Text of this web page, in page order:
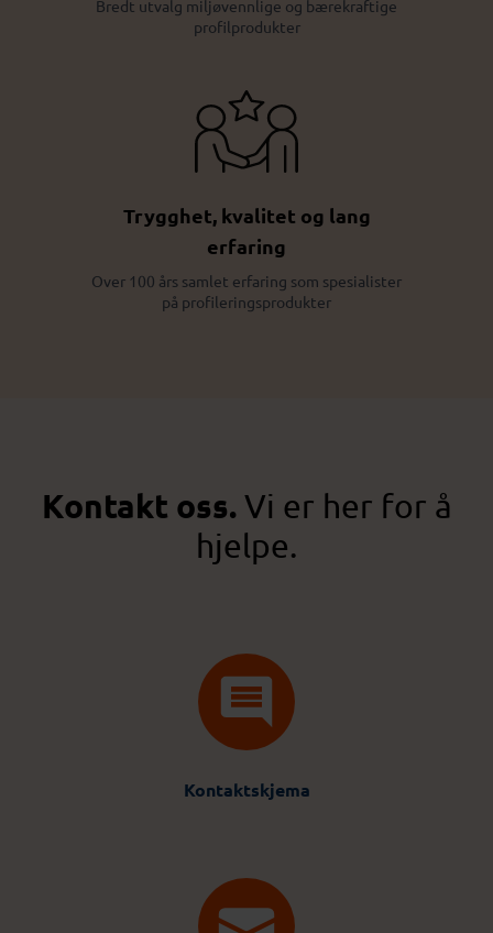
Bredt utvalg miljøvennlige og bærekraftige
profilprodukter
Trygghet, kvalitet og lang
erfaring
Over 100 års samlet erfaring som spesialister
på profileringsprodukter
Kontakt oss.Vi er her for å
hjelpe.
Kontaktskjema